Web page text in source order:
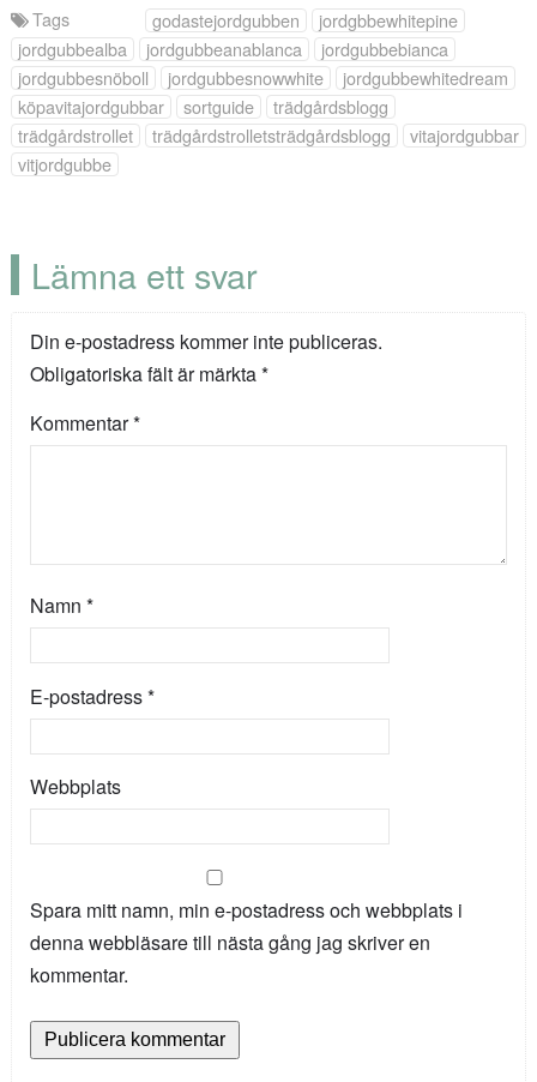
Tags godastejordgubben
jordgbbewhitepine
jordgubbealba
jordgubbeanablanca
jordgubbebianca
jordgubbesnöboll
jordgubbesnowwhite
jordgubbewhitedream
köpavitajordgubbar
sortguide
trädgårdsblogg
trädgårdstrollet
trädgårdstrolletsträdgårdsblogg
vitajordgubbar
vitjordgubbe
Lämna ett svar
Din e-postadress kommer inte publiceras.
Obligatoriska fält är märkta*
Kommentar*
Namn *
E-postadress*
Webbplats
Spara mitt namn, min e-postadress och webbplats i
denna webbläsare till nästa gång jag skriver en
kommentar.